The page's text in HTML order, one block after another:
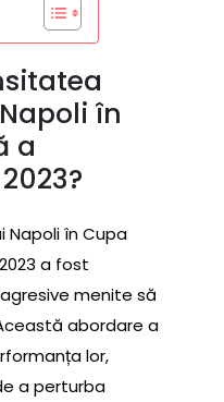
în
a
Napoli în Cupa
a fost
menite să
abordare a
lor,
a perturba